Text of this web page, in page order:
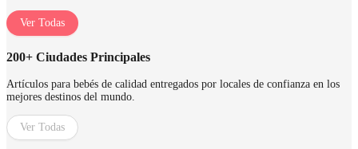
Ver Todas
200+ Ciudades Principales
Artículos para bebés de calidad entregados por locales de confianza en los
mejores destinos del mundo.
Ver Todas